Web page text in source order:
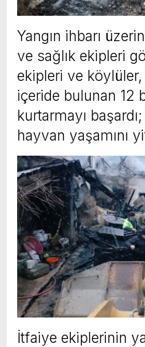
Yangın ihbarı
ve sağlık ekipleri
ekipleri ve köylüler,
içeride bulunan 12
kurtarmayı
hayvan yaşamını
İtfaiye ekiplerinin